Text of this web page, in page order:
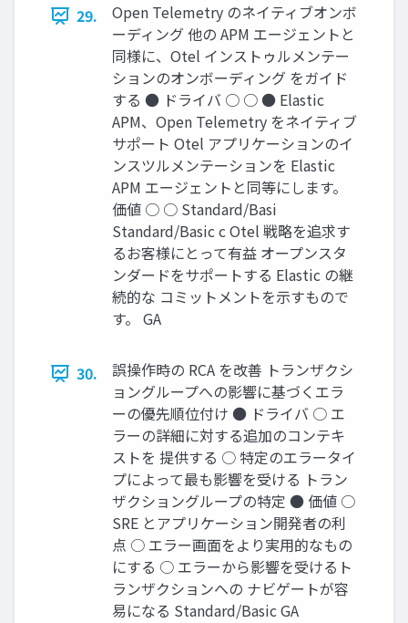
29.
Open Telemetry のネイティブオンボ
ーディング 他の APM エージェントと
同様に、Otel インストゥルメンテー
ションのオンボーディング をガイド
する ● ドライバ ○ ○ ● Elastic
APM、Open Telemetry をネイティブ
サポート Otel アプリケーションのイ
ンスツルメンテーションを Elastic
APM エージェントと同等にします。
価値 ○ ○ Standard/Basi
Standard/Basic c Otel 戦略を追求す
るお客様にとって有益 オープンスタ
ンダードをサポートする Elastic の継
続的な コミットメントを⽰すもので
す。 GA
30.
誤操作時の RCA を改善 トランザクシ
ョングループへの影響に基づくエラ
ーの優先順位付け ● ドライバ ○ エ
ラーの詳細に対する追加のコンテキ
ストを 提供する ○ 特定のエラータイ
プによって最も影響を受ける トラン
ザクショングループの特定 ● 価値 ○
SRE とアプリケーション開発者の利
点 ○ エラー画⾯をより実⽤的なもの
にする ○ エラーから影響を受けるト
ランザクションへの ナビゲートが容
易になる Standard/Basic GA